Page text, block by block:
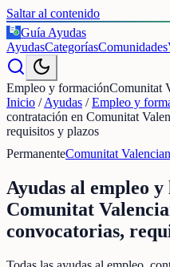
Saltar al contenido
€
Guía Ayudas
AyudasCategoríasComunidades
Empleo y formaciónComunitat
Inicio /Ayudas /Empleo y
contratación en Comunitat
requisitos y plazos
PermanenteComunitat
Ayudas al empleo
Comunitat
convocatorias,